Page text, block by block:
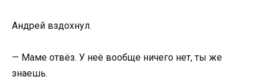
Андрей вздохнул.
— Маме отвёз. У неё вообще ничего нет, ты же
знаешь.